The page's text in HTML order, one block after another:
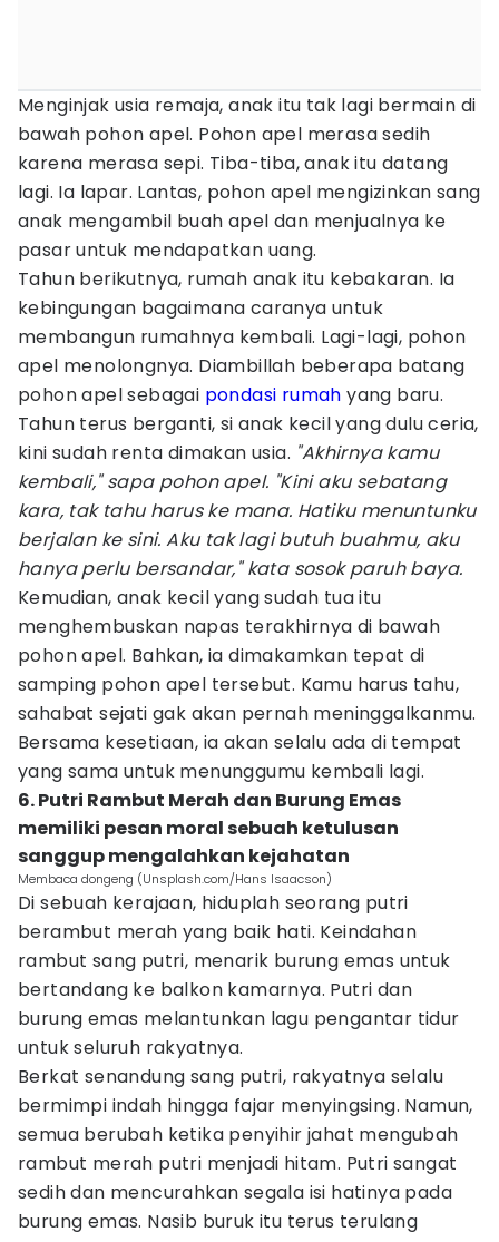
Menginjak usia remaja, anak itu tak lagi bermain di
bawah pohon apel. Pohon apel merasa sedih
karena merasa sepi. Tiba-tiba, anak itu datang
lagi. Ia lapar. Lantas, pohon apel mengizinkan sang
anak mengambil buah apel dan menjualnya ke
pasar untuk mendapatkan uang.
Tahun berikutnya, rumah anak itu kebakaran. Ia
kebingungan bagaimana caranya untuk
membangun rumahnya kembali. Lagi-lagi, pohon
apel menolongnya. Diambillah beberapa batang
pohon apel sebagai pondasi rumah yang baru.
Tahun terus berganti, si anak kecil yang dulu ceria,
kini sudah renta dimakan usia. "Akhirnya kamu
kembali," sapa pohon apel. "Kini aku sebatang
kara, tak tahu harus ke mana. Hatiku menuntunku
berjalan ke sini. Aku tak lagi butuh buahmu, aku
hanya perlu bersandar," kata sosok paruh baya.
Kemudian, anak kecil yang sudah tua itu
menghembuskan napas terakhirnya di bawah
pohon apel. Bahkan, ia dimakamkan tepat di
samping pohon apel tersebut. Kamu harus tahu,
sahabat sejati gak akan pernah meninggalkanmu.
Bersama kesetiaan, ia akan selalu ada di tempat
yang sama untuk menunggumu kembali lagi.
6. Putri Rambut Merah dan Burung Emas
memiliki pesan moral sebuah ketulusan
sanggup mengalahkan kejahatan
Membaca dongeng (Unsplash.com/Hans Isaacson)
Di sebuah kerajaan, hiduplah seorang putri
berambut merah yang baik hati. Keindahan
rambut sang putri, menarik burung emas untuk
bertandang ke balkon kamarnya. Putri dan
burung emas melantunkan lagu pengantar tidur
untuk seluruh rakyatnya.
Berkat senandung sang putri, rakyatnya selalu
bermimpi indah hingga fajar menyingsing. Namun,
semua berubah ketika penyihir jahat mengubah
rambut merah putri menjadi hitam. Putri sangat
sedih dan mencurahkan segala isi hatinya pada
burung emas. Nasib buruk itu terus terulang